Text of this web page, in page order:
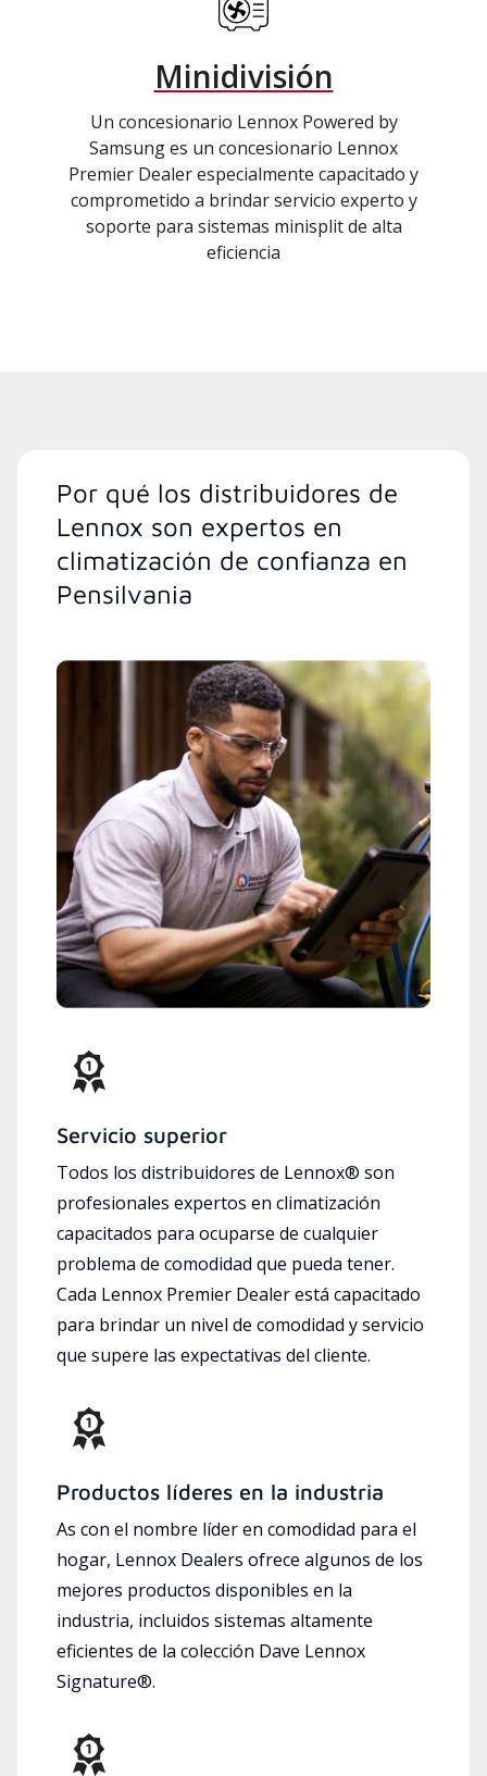
Minidivisión
Un concesionario Lennox Powered by
Samsung es un concesionario Lennox
Premier Dealer especialmente capacitado y
comprometido a brindar servicio experto y
soporte para sistemas minisplit de alta
eficiencia
Por qué los distribuidores de
Lennox son expertos en
climatización de confianza en
Pensilvania
Servicio superior
Todos los distribuidores de Lennox® son
profesionales expertos en climatización
capacitados para ocuparse de cualquier
problema de comodidad que pueda tener.
Cada Lennox Premier Dealer está capacitado
para brindar un nivel de comodidad y servicio
que supere las expectativas del cliente.
Productos líderes en la industria
As con el nombre líder en comodidad para el
hogar, Lennox Dealers ofrece algunos de los
mejores productos disponibles en la
industria, incluidos sistemas altamente
eficientes de la colección Dave Lennox
Signature®.